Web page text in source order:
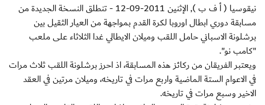
نيقوسيا ( أ ف ب ), الإثنين 2011-09-12 - تنطلق النسخة الجديدة من
مسابقة دوري ابطال اوروبا لكرة القدم بمواجهة من العيار الثقيل بين
برشلونة الاسباني حامل اللقب وميلان الايطالي غدا الثلاثاء على ملعب
"كامب نو".
ويعتبر الفريقان من ركائز هذه المسابقة، اذ احرز برشلونة اللقب ثلاث مرات
في الاعوام الستة الماضية واربع مرات في تاريخه، وميلان مرتين في العقد
الاخير وسبع مرات في تاريخه.